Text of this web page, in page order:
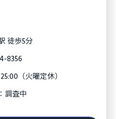
徒歩5分
8356
（火曜定休）
：調査中